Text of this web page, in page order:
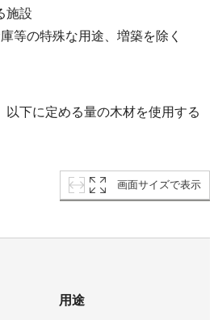
施設
の特殊な用途、増築を除く
下に定める量の木材を使用する
画面サイズで表示
用途